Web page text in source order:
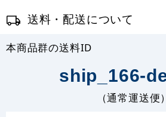
送料・配送について
本商品群の送料ID
ship_166-
（通常運送便）